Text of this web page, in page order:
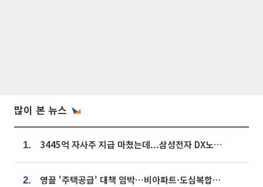
많이 본 뉴스
1. 3445억 자사주 지급 마쳤는데...삼성전자 DX노조, 뒤늦은 '떼쓰기 집회'
2. 영끌 '주택공급' 대책 임박⋯비아파트·도심복합까지 총동원